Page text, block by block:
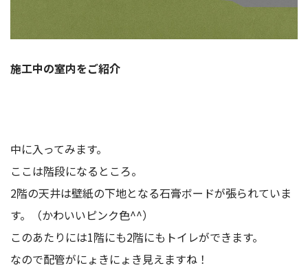
施工中の室内をご紹介
中に入ってみます。
ここは階段になるところ。
2階の天井は壁紙の下地となる石膏ボードが張られていま
す。（かわいいピンク色^^）
このあたりには1階にも2階にもトイレができます。
なので配管がにょきにょき見えますね！